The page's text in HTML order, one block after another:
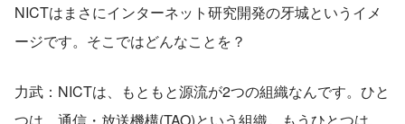
NICTはまさにインターネット研究開発の牙城というイメ
ージです。そこではどんなことを？
力武：NICTは、もともと源流が2つの組織なんです。ひと
つは、通信・放送機構(TAO)という組織。もうひとつは、